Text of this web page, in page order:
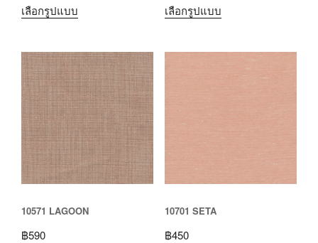
เลือกรูปแบบ
เลือกรูปแบบ
10571 LAGOON
฿590
10701 SETA
฿450